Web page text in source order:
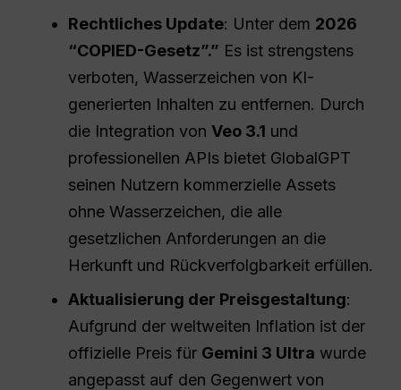
Rechtliches Update: Unter dem 2026
“COPIED-Gesetz”.” Es ist strengstens
verboten, Wasserzeichen von KI-
generierten Inhalten zu entfernen. Durch
die Integration vonVeo 3.1 und
professionellen APIs bietet GlobalGPT
seinen Nutzern kommerzielle Assets
ohne Wasserzeichen, die alle
gesetzlichen Anforderungen an die
Herkunft und Rückverfolgbarkeit erfüllen.
Aktualisierung der Preisgestaltung:
Aufgrund der weltweiten Inflation ist der
offizielle Preis für Gemini 3 Ultra wurde
angepasst auf den Gegenwert von